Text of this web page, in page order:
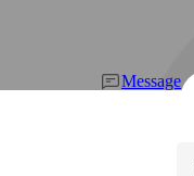
Message